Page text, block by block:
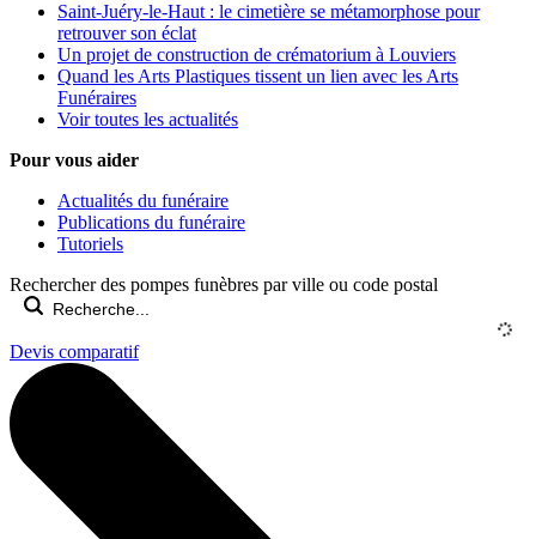
Saint-Juéry-le-Haut : le cimetière se métamorphose pour
retrouver son éclat
Un projet de construction de crématorium à Louviers
Quand les Arts Plastiques tissent un lien avec les Arts
Funéraires
Voir toutes les actualités
Pour vous aider
Actualités du funéraire
Publications du funéraire
Tutoriels
Rechercher des pompes funèbres par ville ou code postal
Devis comparatif